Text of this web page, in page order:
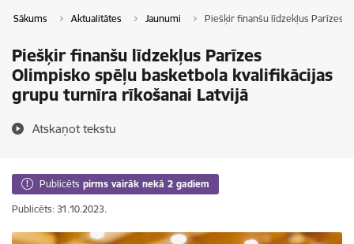
Sākums Aktualitātes Jaunumi Piešķir finanšu līdzekļus Parīzes
Piešķir finanšu līdzekļus Parīzes
Olimpisko spēļu basketbola kvalifikācijas
grupu turnīra rīkošanai Latvijā
Atskaņot tekstu
Publicēts pirms vairāk nekā 2 gadiem
Publicēts: 31.10.2023.